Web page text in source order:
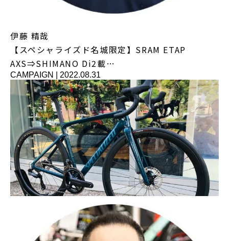
伊藤 精哉
【スペシャライズド名城限定】SRAM ETAP
AXS⇒SHIMANO Di2載…
CAMPAIGN 2022.08.31